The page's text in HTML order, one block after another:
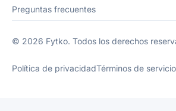
Preguntas frecuentes
© 2026 Fytko. Todos los derechos
Política de privacidadTérminos de servicio